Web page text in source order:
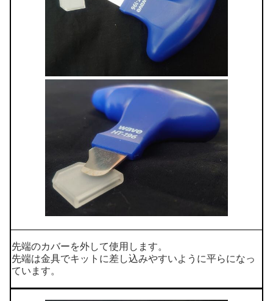
先端のカバーを外して使用します。
先端は金具でキットに差し込みやすいように平らになっ
ています。